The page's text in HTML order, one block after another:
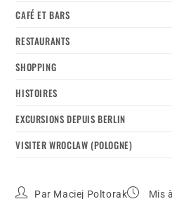
CAFÉ ET BARS
RESTAURANTS
SHOPPING
HISTOIRES
EXCURSIONS DEPUIS BERLIN
VISITER WROCLAW (POLOGNE)
Par Maciej Poltorak Mis